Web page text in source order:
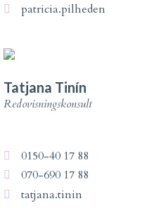
patricia.pilheden
Tatjana Tinín
Redovisningskonsult
0150-40 17 88
070-690 17 88
tatjana.tinin